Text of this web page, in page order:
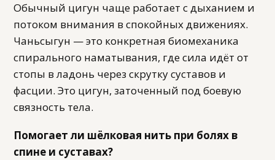
Обычный цигун чаще работает с дыханием и
потоком внимания в спокойных движениях.
Чаньсыгун — это конкретная биомеханика
спирального наматывания, где сила идёт от
стопы в ладонь через скрутку суставов и
фасции. Это цигун, заточенный под боевую
связность тела.
Помогает ли шёлковая нить при болях в
спине и суставах?